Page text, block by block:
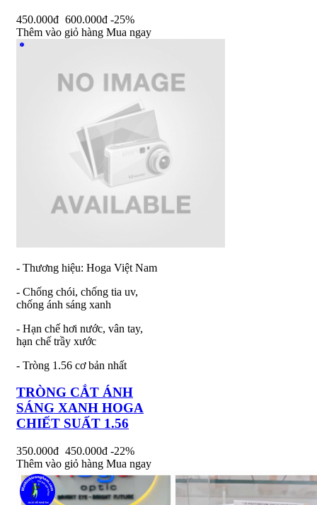
450.000đ 600.000đ -25%
Thêm vào giỏ hàng Mua ngay
- Thương hiệu: Hoga Việt Nam
- Chống chói, chống tia uv,
chống ánh sáng xanh
- Hạn chế hơi nước, vân tay,
hạn chế trầy xước
- Tròng 1.56 cơ bản nhất
TRÒNG CẮT ÁNH
SÁNG XANH HOGA
CHIẾT SUẤT 1.56
350.000đ 450.000đ -22%
Thêm vào giỏ hàng Mua ngay